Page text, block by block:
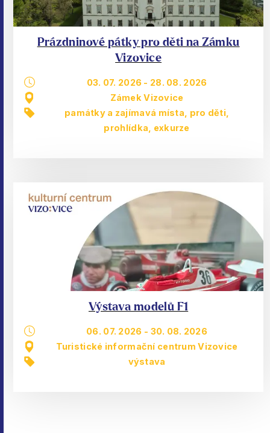
Prázdninové pátky pro děti na Zámku
Vizovice
03. 07. 2026 - 28. 08. 2026
Zámek Vizovice
památky a zajímavá místa
pro děti,
prohlídka, exkurze
Výstava modelů F1
06. 07. 2026 - 30. 08. 2026
Turistické informační centrum Vizovice
výstava